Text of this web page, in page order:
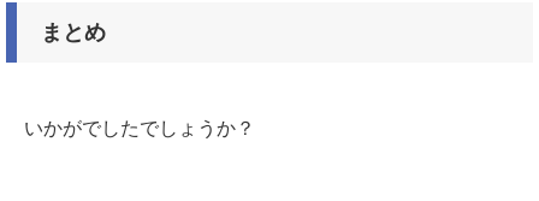
まとめ
いかがでしたでしょうか？